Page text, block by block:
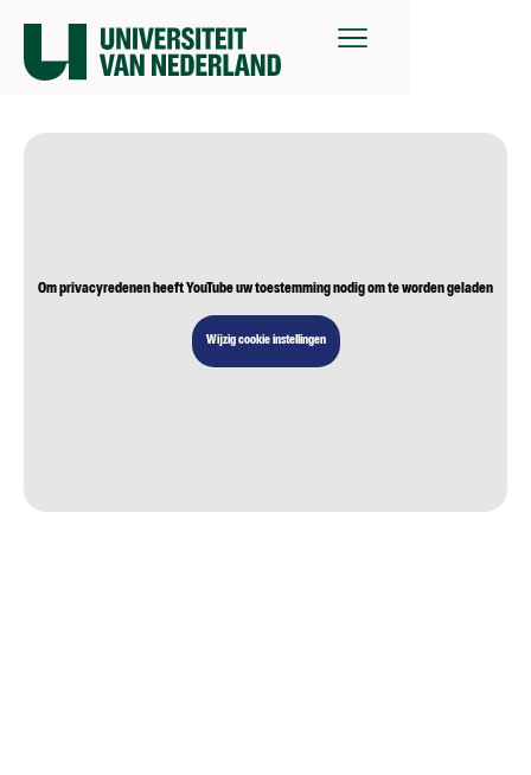
Om privacyredenen heeft YouTube uw toestemming nodig om te worden geladen
Wijzig cookie instellingen